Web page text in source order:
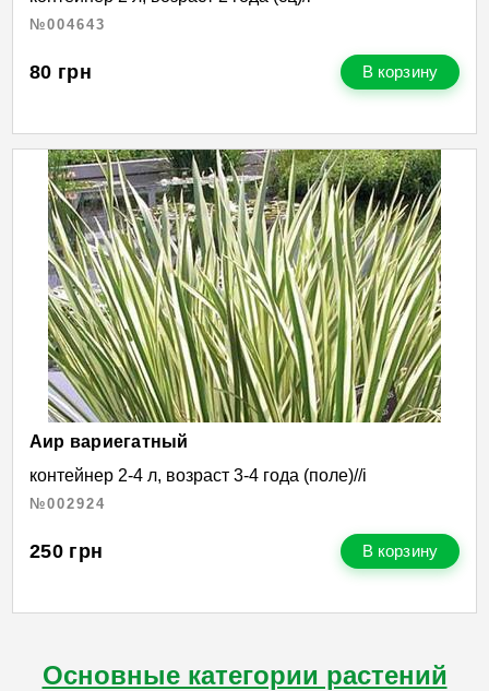
№004643
80 грн В корзину
Аир вариегатный
контейнер 2-4 л, возраст 3-4 года (поле)//і
№002924
250 грн В корзину
Основные категории растений